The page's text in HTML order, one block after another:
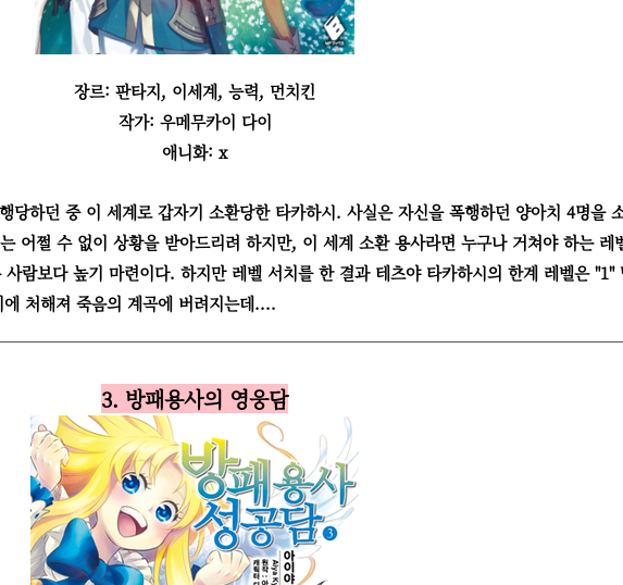
장르: 판타지, 이세계, 능력, 먼치킨
작가: 우메무카이 다이
애니화: x
당하던 중 이 세계로 갑자기 소환당한 타카하시. 사실은 자신을 폭행하던 양아치 4명을
어쩔 수 없이 상황을 받아드리려 하지만, 이 세계 소환 용사라면 누구나 거쳐야 하는 레
람보다 높기 마련이다. 하지만 레벨 서치를 한 결과 테츠야 타카하시의 한계 레벨은 "1"
처해져 죽음의 계곡에 버려지는데....
3. 방패용사의 영웅담